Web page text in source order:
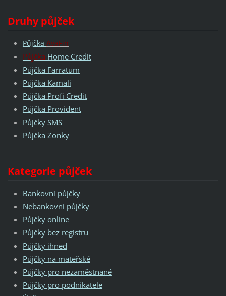
Druhy půjček
Půjčka AvaFin
Půjčka Home Credit
Půjčka Farratum
Půjčka Kamali
Půjčka Profi Credit
Půjčka Provident
Půjčky SMS
Půjčka Zonky
Kategorie půjček
Bankovní půjčky
Nebankovní půjčky
Půjčky online
Půjčky bez registru
Půjčky ihned
Půjčky na mateřské
Půjčky pro nezaměstnané
Půjčky pro podnikatele